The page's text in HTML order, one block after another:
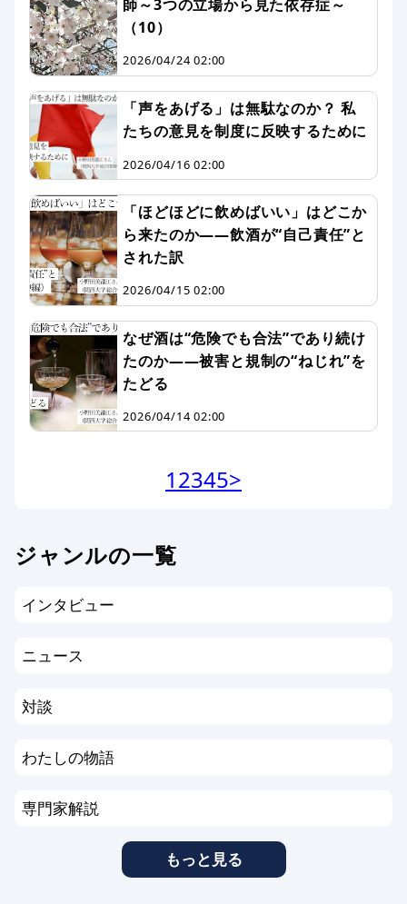
師～3つの立場から見た依存症～
（10）
2026/04/24 02:00
「声をあげる」は無駄なのか？ 私
たちの意見を制度に反映するために
2026/04/16 02:00
「ほどほどに飲めばいい」はどこか
ら来たのか——飲酒が“自己責任”と
された訳
2026/04/15 02:00
なぜ酒は“危険でも合法”であり続け
たのか——被害と規制の“ねじれ”を
たどる
2026/04/14 02:00
12345>
ジャンルの一覧
インタビュー
ニュース
対談
わたしの物語
専門家解説
もっと見る